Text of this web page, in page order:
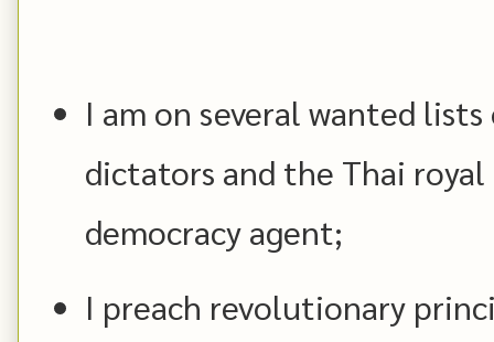
I am on several wanted
dictators and the Thai
democracy agent;
I preach revolutionary